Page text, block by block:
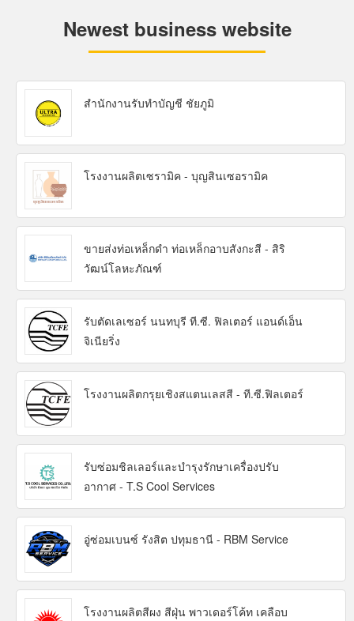
Newest business website
สำนักงานรับทำบัญชี ชัยภูมิ
โรงงานผลิตเซรามิค - บุญสินเซอรามิค
ขายส่งท่อเหล็กดำ ท่อเหล็กอาบสังกะสี - สิริ
วัฒน์โลหะภัณฑ์
รับตัดเลเซอร์ นนทบุรี ที.ซี. ฟิลเตอร์ แอนด์เอ็น
จิเนียริ่ง
โรงงานผลิตกรุยเชิงสแตนเลสสี - ที.ซี.ฟิลเตอร์
รับซ่อมชิลเลอร์และบำรุงรักษาเครื่องปรับ
อากาศ - T.S Cool Services
อู่ซ่อมเบนซ์ รังสิต ปทุมธานี - RBM Service
โรงงานผลิตสีผง สีฝุ่น พาวเดอร์โค้ท เคลือบ